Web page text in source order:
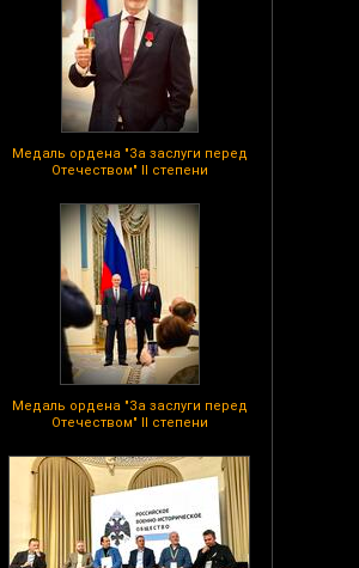
Медаль ордена "За заслуги перед
Отечеством" II степени
Медаль ордена "За заслуги перед
Отечеством" II степени